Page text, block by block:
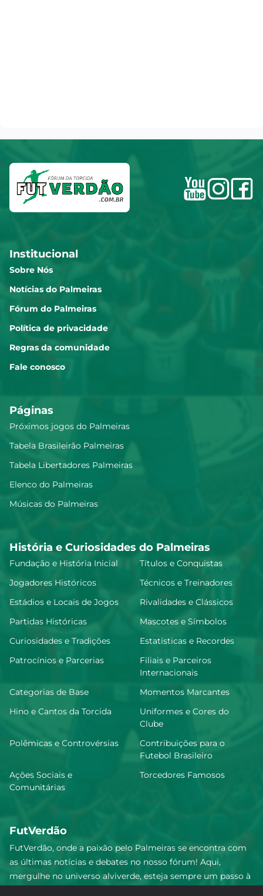
Institucional
Sobre Nós
Notícias do Palmeiras
Fórum do Palmeiras
Política de privacidade
Regras da comunidade
Fale conosco
Páginas
Próximos jogos do Palmeiras
Tabela Brasileirão Palmeiras
Tabela Libertadores Palmeiras
Elenco do Palmeiras
Músicas do Palmeiras
História e Curiosidades do Palmeiras
Fundação e História Inicial
Títulos e Conquistas
Jogadores Históricos
Técnicos e Treinadores
Estádios e Locais de Jogos
Rivalidades e Clássicos
Partidas Históricas
Mascotes e Símbolos
Curiosidades e Tradições
Estatísticas e Recordes
Patrocínios e Parcerias
Filiais e Parceiros
Internacionais
Categorias de Base
Momentos Marcantes
Hino e Cantos da Torcida
Uniformes e Cores do
Clube
Polêmicas e Controvérsias
Contribuições para o
Futebol Brasileiro
Ações Sociais e
Comunitárias
Torcedores Famosos
FutVerdão
FutVerdão, onde a paixão pelo Palmeiras se encontra com
as últimas notícias e debates no nosso fórum! Aqui,
mergulhe no universo alviverde, esteja sempre um passo à